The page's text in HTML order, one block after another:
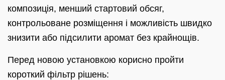
композиція, менший стартовий обсяг,
контрольоване розміщення і можливість швидко
знизити або підсилити аромат без крайнощів.
Перед новою установкою корисно пройти
короткий фільтр рішень: